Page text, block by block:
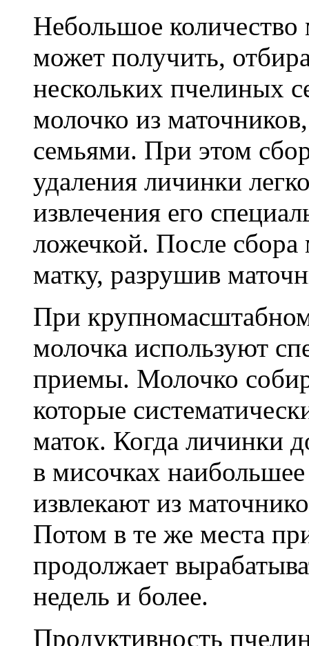
Небольшое количество
может получить,
нескольких пчелиных
молочко из
семьями. При этом
удаления личинки
извлечения его
ложечкой. После
матку, разрушив
При
молочка используют
приемы. Молочко
которые
маток. Когда личинки
в мисочках
извлекают из
Потом в те же места
продолжает
недель и более.
Продуктивность